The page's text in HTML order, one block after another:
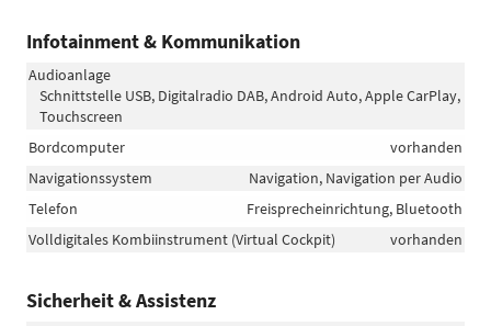
Infotainment & Kommunikation
Audioanlage
Schnittstelle USB, Digitalradio DAB, Android Auto, Apple CarPlay,
Touchscreen
Bordcomputer
vorhanden
Navigationssystem
Navigation, Navigation per Audio
Telefon
Freisprecheinrichtung, Bluetooth
Volldigitales Kombiinstrument (Virtual Cockpit)
vorhanden
Sicherheit & Assistenz